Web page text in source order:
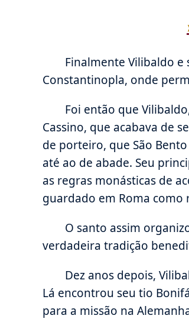
Finalmente Vilibaldo
Constantinopla, onde
Foi então que
Cassino, que acabava de
de porteiro, que São
até ao de abade. Seu
as regras monásticas de
guardado em Roma como
O santo assim
verdadeira tradição
Dez anos depois,
Lá encontrou seu tio
para a missão na